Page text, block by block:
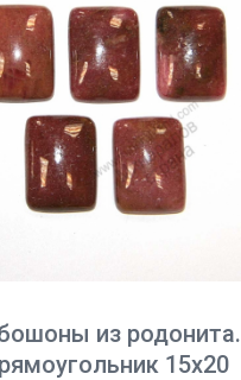
из родонита.
15x20